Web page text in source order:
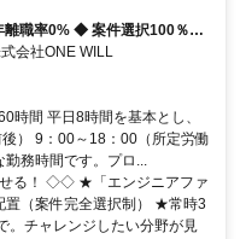
離職率0% ◆ 案件選択100％！
会社ONE WILL
時間 平日8時間を基本とし、
） 9：00～18：00（所定労働
務時間です。プロ...
る！ ◇◇ ★「エンジニアファ
置（案件完全選択制） ★常時3
。チャレンジしたい分野が見